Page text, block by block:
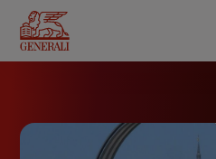
contenu
principal